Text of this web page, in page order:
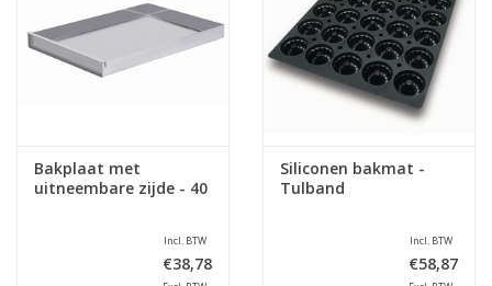
Bakplaat met
uitneembare zijde - 40
Incl. BTW
€38,78
Siliconen bakmat -
Tulband
Incl. BTW
€58,87